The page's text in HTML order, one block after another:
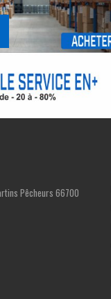
Pêcheurs 66700